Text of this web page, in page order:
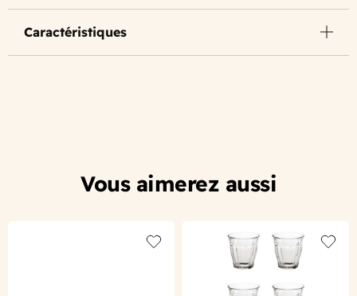
Caractéristiques
Vous aimerez aussi
Add to wishlist